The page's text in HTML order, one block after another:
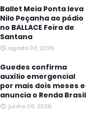
Ballet Meia Ponta leva
Nilo Peçanha ao pódio
no BALLACE Feira de
Santana
agosto 03, 2026
Guedes confirma
auxílio emergencial
por mais dois meses e
anuncia o Renda Brasil
junho 09, 2020